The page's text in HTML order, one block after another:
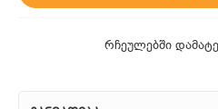
რჩეულებში